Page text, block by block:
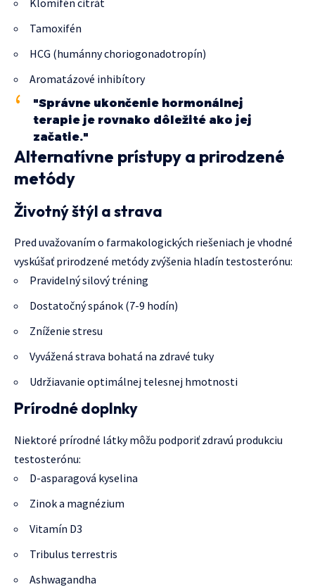
Klomifén citrát
Tamoxifén
HCG (humánny choriogonadotropín)
Aromatázové inhibítory
"Správne ukončenie hormonálnej
terapie je rovnako dôležité ako jej
začatie."
Alternatívne prístupy a prirodzené
metódy
Životný štýl a strava
Pred uvažovaním o farmakologických riešeniach je vhodné
vyskúšať prirodzené metódy zvýšenia hladín testosterónu:
Pravidelný silový tréning
Dostatočný spánok (7-9 hodín)
Zníženie stresu
Vyvážená strava bohatá na zdravé tuky
Udržiavanie optimálnej telesnej hmotnosti
Prírodné doplnky
Niektoré prírodné látky môžu podporiť zdravú produkciu
testosterónu:
D-asparagová kyselina
Zinok a magnézium
Vitamín D3
Tribulus terrestris
Ashwagandha